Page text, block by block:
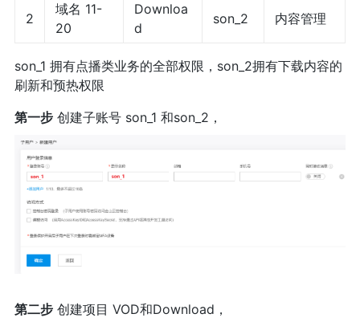
2
域名 11-
20
Downloa
d
son_2 内容管理
son_1 拥有点播类业务的全部权限，son_2拥有下载内容的
刷新和预热权限
第一步创建子账号 son_1 和son_2，
第二步创建项目 VOD和Download，